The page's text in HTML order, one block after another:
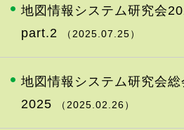
地図情報システム研究会
part.2
（2025.07.25）
地図情報システム研究会総
2025
（2025.02.26）